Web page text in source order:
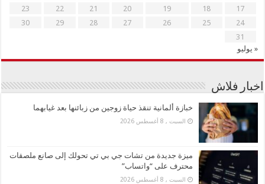
17
18
19
20
21
22
23
24
25
26
27
28
29
30
31
« يوليو
اخبار فلاش
خبازة ألمانية تنقذ حياة زوجين من زبائنها بعد غيابهما
السبت , 8 أغسطس 2026
ميزة جديدة من تشات جي بي تي تحولك إلى صانع ملصقات
محترف على “واتساب”
السبت , 8 أغسطس 2026